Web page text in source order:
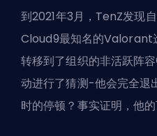
到2021年3月，TenZ发现
Cloud9最知名的Valorant
转移到了组织的非活跃阵
动进行了猜测-他会完全退
时的停顿？事实证明，他